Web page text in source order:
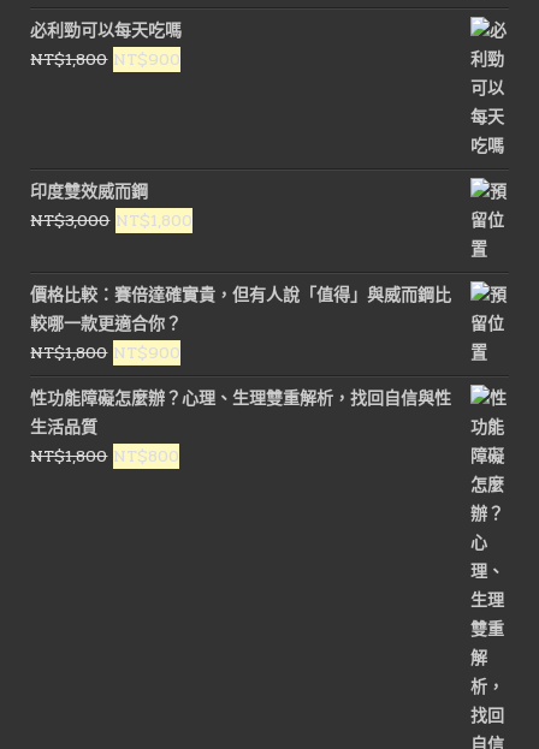
必利勁可以每天吃嗎
NT$1,800 原
NT$1,800。
NT$900
NT$900。
印度雙效威而鋼
NT$3,000 原
價
格：
NT$3,000。
NT$1,800
價
格：
價格比較：賽倍達確實貴，但有人說「值得」與威而鋼比
較哪一款更適合你？
NT$1,800 原
始
價
格：
NT$1,800。
NT$900
前
價
性功能障礙怎麼辦？心理、生理雙重解析，找回自信與性
生活品質
NT$1,800 原
NT$800